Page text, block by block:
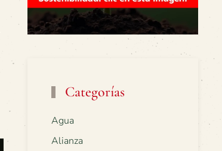
Categorías
Agua
Alianza